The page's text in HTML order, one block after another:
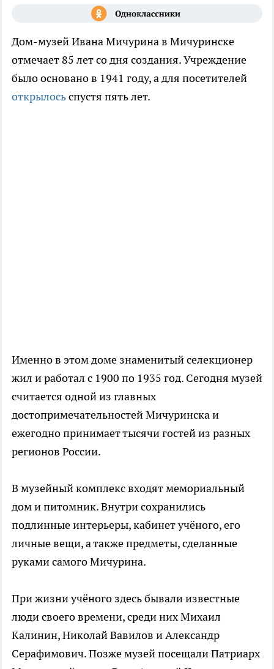
Дом-музей Ивана Мичурина в Мичуринске
отмечает 85 лет со дня создания. Учреждение
было основано в 1941 году, а для посетителей
открылосьспустя пять лет.
Именно в этом доме знаменитый селекционер
жил и работал с 1900 по 1935 год. Сегодня музей
считается одной из главных
достопримечательностей Мичуринска и
ежегодно принимает тысячи гостей из разных
регионов России.
В музейный комплекс входят мемориальный
дом и питомник. Внутри сохранились
подлинные интерьеры, кабинет учёного, его
личные вещи, а также предметы, сделанные
руками самого Мичурина.
При жизни учёного здесь бывали известные
люди своего времени, среди них Михаил
Калинин, Николай Вавилов и Александр
Серафимович. Позже музей посещали Патриарх